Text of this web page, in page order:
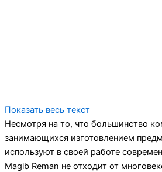
Показать весь текст
Несмотря на то, что большинство
занимающихся изготовлением
используют в своей работе
Magib Reman не отходит от